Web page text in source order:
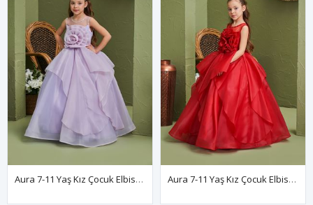
Aura 7-11 Yaş Kız Çocuk Elbise 30165 Lila Aura 7-11 Yaş Kız Çocuk Elbise 30165 Kırmızı